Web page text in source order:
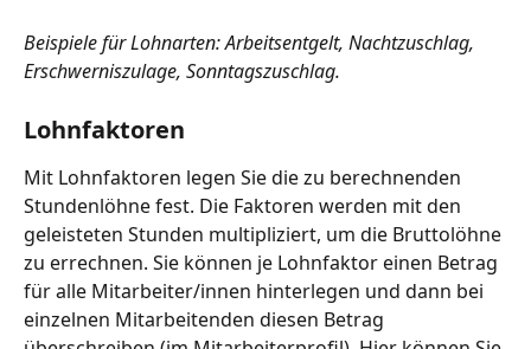
Beispiele für Lohnarten: Arbeitsentgelt, Nachtzuschlag,
Erschwerniszulage, Sonntagszuschlag.
Lohnfaktoren
Mit Lohnfaktoren legen Sie die zu berechnenden
Stundenlöhne fest. Die Faktoren werden mit den
geleisteten Stunden multipliziert, um die Bruttolöhne
zu errechnen. Sie können je Lohnfaktor einen Betrag
für alle Mitarbeiter/innen hinterlegen und dann bei
einzelnen Mitarbeitenden diesen Betrag